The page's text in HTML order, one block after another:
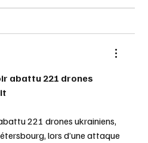
abattu 221 drones
221 drones ukrainiens,
lors d’une attaque